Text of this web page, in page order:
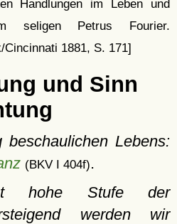
Handlungen im Leben und
seligen Petrus Fourier.
Cincinnati 1881, S. 171]
und Sinn
beschaulichen Lebens:
(BKV I 404f).
hohe Stufe der
werden wir